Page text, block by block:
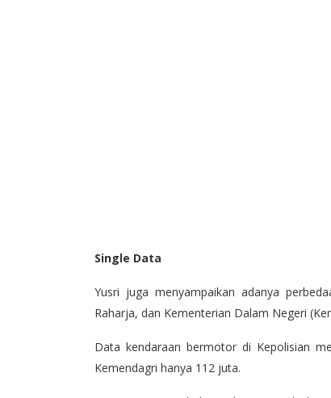
Single Data
Yusri juga menyampaikan adanya
Raharja, dan Kementerian Dalam Negeri
Data kendaraan bermotor di Kepolisian
Kemendagri hanya 112 juta.